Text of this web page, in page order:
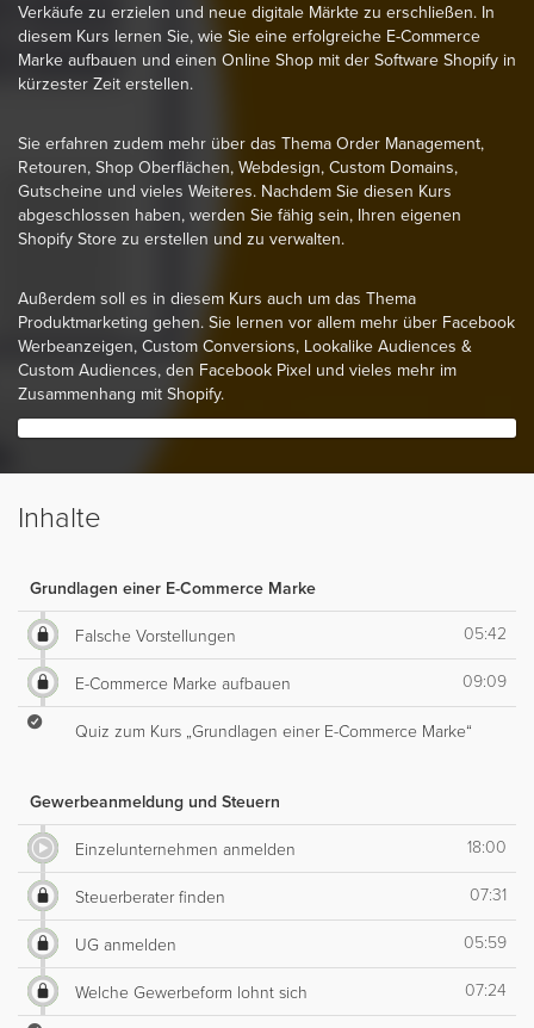
Verkäufe zu erzielen und neue digitale Märkte zu erschließen. In
diesem Kurs lernen Sie, wie Sie eine erfolgreiche E-Commerce
Marke aufbauen und einen Online Shop mit der Software Shopify in
kürzester Zeit erstellen.
Sie erfahren zudem mehr über das Thema Order Management,
Retouren, Shop Oberflächen, Webdesign, Custom Domains,
Gutscheine und vieles Weiteres. Nachdem Sie diesen Kurs
abgeschlossen haben, werden Sie fähig sein, Ihren eigenen
Shopify Store zu erstellen und zu verwalten.
Außerdem soll es in diesem Kurs auch um das Thema
Produktmarketing gehen. Sie lernen vor allem mehr über Facebook
Werbeanzeigen, Custom Conversions, Lookalike Audiences &
Custom Audiences, den Facebook Pixel und vieles mehr im
Zusammenhang mit Shopify.
Inhalte
Grundlagen einer E-Commerce Marke
Falsche Vorstellungen 05:42
E-Commerce Marke aufbauen 09:09
Quiz zum Kurs „Grundlagen einer E-Commerce Marke“
Gewerbeanmeldung und Steuern
Einzelunternehmen anmelden 18:00
Steuerberater finden 07:31
UG anmelden 05:59
Welche Gewerbeform lohnt sich 07:24